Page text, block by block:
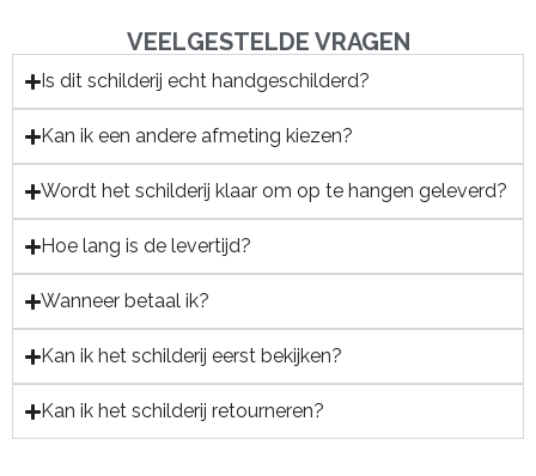
VEELGESTELDE VRAGEN
Is dit schilderij echt handgeschilderd?
Kan ik een andere afmeting kiezen?
Wordt het schilderij klaar om op te hangen geleverd?
Hoe lang is de levertijd?
Wanneer betaal ik?
Kan ik het schilderij eerst bekijken?
Kan ik het schilderij retourneren?